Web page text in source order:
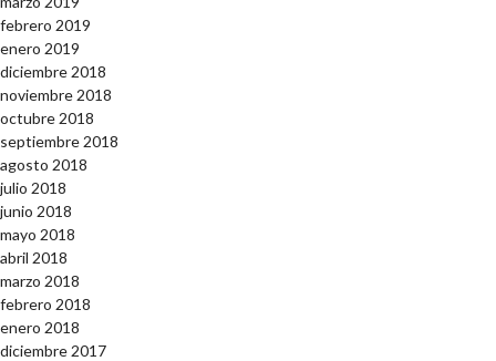
febrero 2019
enero 2019
diciembre 2018
noviembre 2018
octubre 2018
septiembre 2018
agosto 2018
julio 2018
junio 2018
mayo 2018
abril 2018
marzo 2018
febrero 2018
enero 2018
diciembre 2017